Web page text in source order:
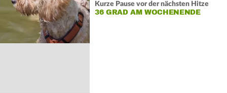
Kurze Pause vor der nächsten Hitze
36 GRAD AM WOCHENENDE